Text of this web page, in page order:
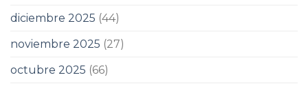
diciembre 2025 (44)
noviembre 2025 (27)
octubre 2025 (66)